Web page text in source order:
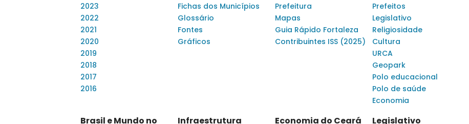
2023
2022
2021
2020
2019
2018
2017
2016
Fichas dos Municípios
Glossário
Fontes
Gráficos
Prefeitura
Mapas
Guia Rápido Fortaleza
Contribuintes ISS (2025)
Prefeitos
Legislativo
Religiosidade
Cultura
URCA
Geopark
Polo educacional
Polo de saúde
Economia
Brasil e Mundo no
Infraestrutura Economia do Ceará Legislativo